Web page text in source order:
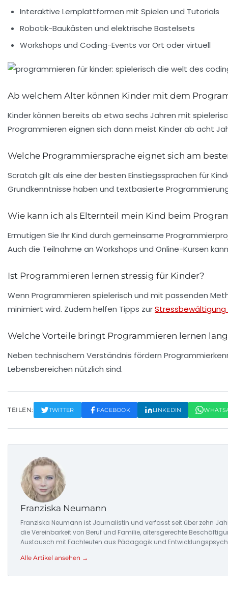
Interaktive Lernplattformen mit Spielen und Tutorials
Robotik-Baukästen und elektrische Bastelsets
Workshops und Coding-Events vor Ort oder virtuell
Ab welchem Alter können Kinder mit dem
Kinder können bereits ab etwa sechs Jahren mit
Programmieren eignen sich dann meist Kinder ab acht
Welche Programmiersprache eignet sich am
Scratch gilt als eine der besten Einstiegssprachen für
Grundkenntnisse haben und textbasierte
Wie kann ich als Elternteil mein Kind beim
Ermutigen Sie Ihr Kind durch gemeinsame
Auch die Teilnahme an Workshops und Online-Kursen
Ist Programmieren lernen stressig für Kinder?
Wenn Programmieren spielerisch und mit passenden
minimiert wird. Zudem helfen Tipps zurStressbewältigung
Welche Vorteile bringt Programmieren lernen
Neben technischem Verständnis fördern
Lebensbereichen nützlich sind.
TEILEN: TWITTER FACEBOOK LINKEDIN
Franziska Neumann
Franziska Neumann ist Journalistin und verfasst seit über zehn
die Vereinbarkeit von Beruf und Familie, altersgerechte
Austausch mit Fachleuten aus Pädagogik und
Alle Artikel ansehen →